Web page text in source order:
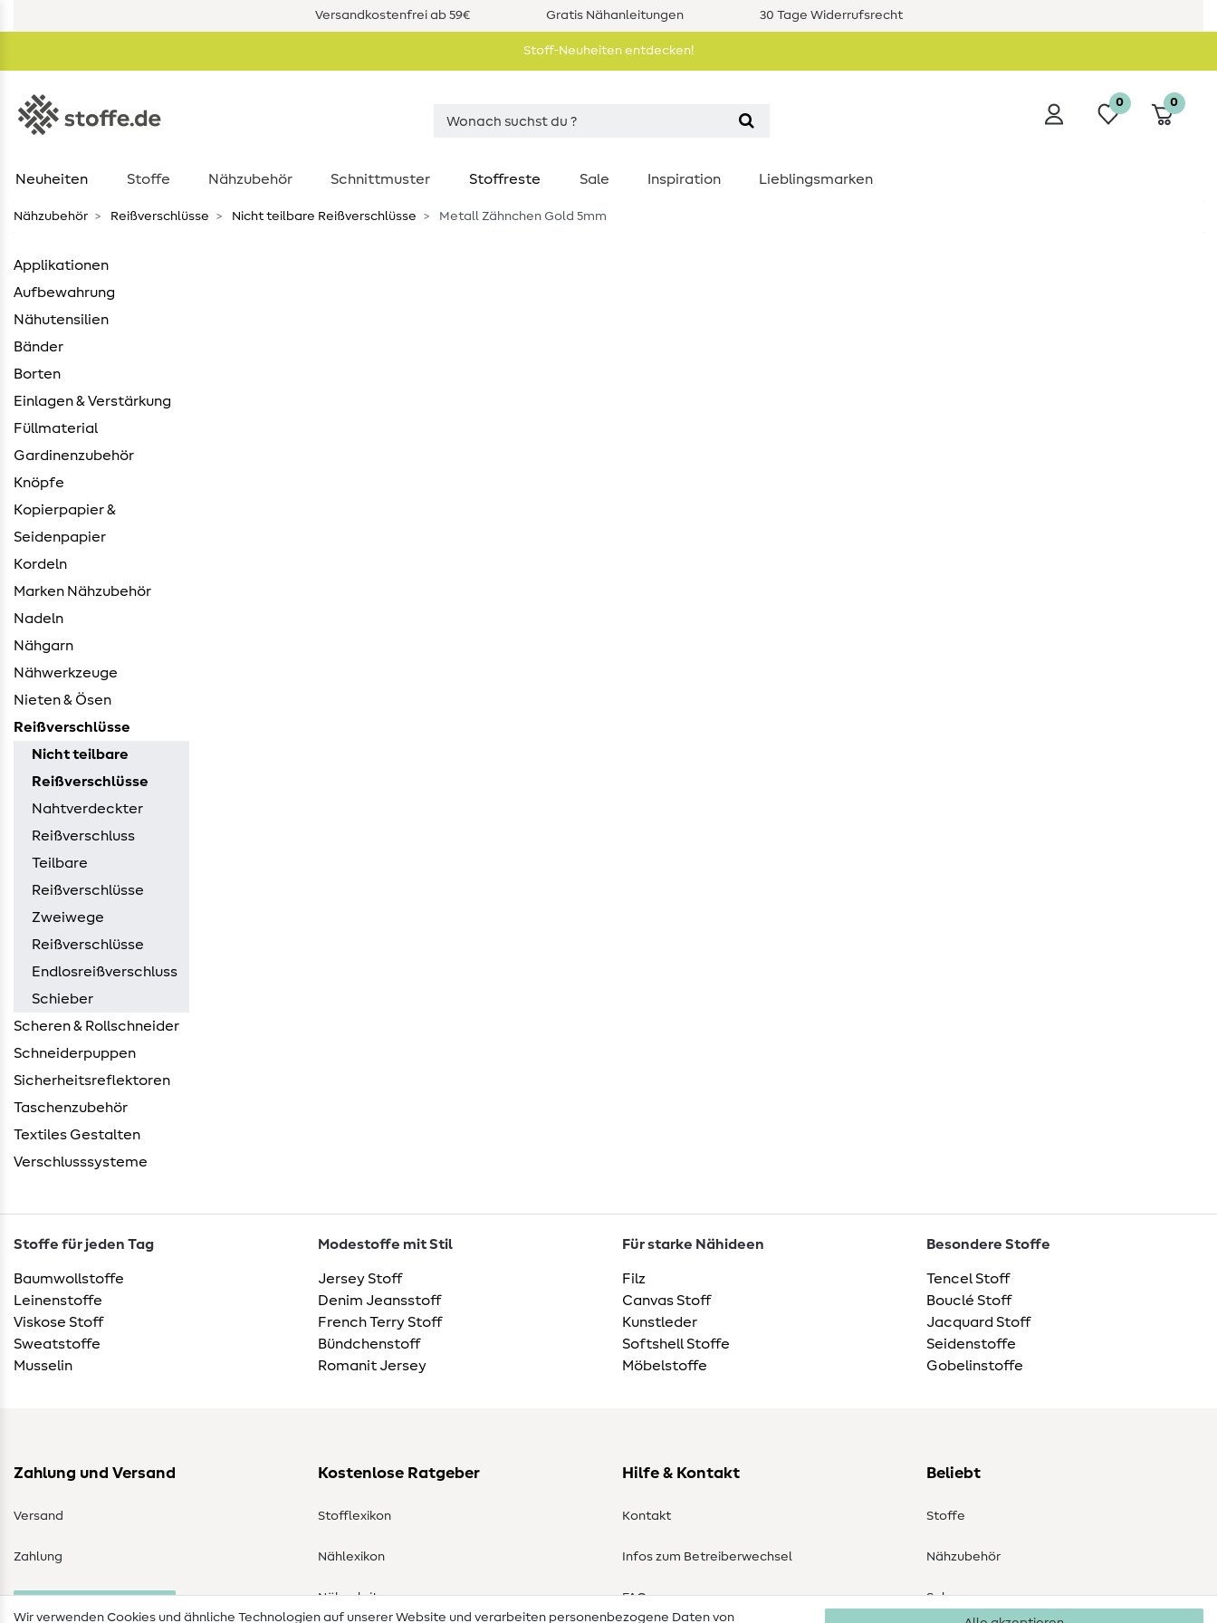
Versandkostenfrei ab 59€ Gratis Nähanleitungen 30 Tage Widerrufsrecht
Stoff-Neuheiten entdecken!
0 0
Neuheiten Stoffe Nähzubehör Schnittmuster Stoffreste Sale Inspiration Lieblingsmarken
Nähzubehör Reißverschlüsse Nicht teilbare Reißverschlüsse Metall Zähnchen Gold 5mm
Applikationen
Aufbewahrung
Nähutensilien
Bänder
Borten
Einlagen & Verstärkung
Füllmaterial
Gardinenzubehör
Knöpfe
Kopierpapier &
Seidenpapier
Kordeln
Marken Nähzubehör
Nadeln
Nähgarn
Nähwerkzeuge
Nieten & Ösen
Reißverschlüsse
Nicht teilbare
Reißverschlüsse
Nahtverdeckter
Reißverschluss
Teilbare
Reißverschlüsse
Zweiwege
Reißverschlüsse
Endlosreißverschluss
Schieber
Scheren & Rollschneider
Schneiderpuppen
Sicherheitsreflektoren
Taschenzubehör
Textiles Gestalten
Verschlusssysteme
Stoffe für jeden Tag
Baumwollstoffe
Leinenstoffe
Viskose Stoff
Sweatstoffe
Musselin
Modestoffe mit Stil
Jersey Stoff
Denim Jeansstoff
French Terry Stoff
Bündchenstoff
Romanit Jersey
Für starke Nähideen
Filz
Canvas Stoff
Kunstleder
Softshell Stoffe
Möbelstoffe
Besondere Stoffe
Tencel Stoff
Bouclé Stoff
Jacquard Stoff
Seidenstoffe
Gobelinstoffe
Zahlung und Versand
Versand
Zahlung
Kostenlose Ratgeber
Stofflexikon
Nählexikon
Nähanleitungen
Hilfe & Kontakt
Kontakt
Infos zum Betreiberwechsel
FAQ
Beliebt
Stoffe
Nähzubehör
Sale
Wir verwenden Cookies und ähnliche Technologien auf unserer Website und verarbeiten personenbezogene Daten von